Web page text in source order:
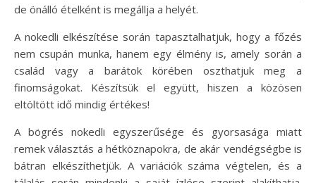
de önálló ételként is megállja a helyét.
A nokedli elkészítése során tapasztalhatjuk, hogy a főzés
nem csupán munka, hanem egy élmény is, amely során a
család vagy a barátok körében oszthatjuk meg a
finomságokat. Készítsük el együtt, hiszen a közösen
eltöltött idő mindig értékes!
A bögrés nokedli egyszerűsége és gyorsasága miatt
remek választás a hétköznapokra, de akár vendégségbe is
bátran elkészíthetjük. A variációk száma végtelen, és a